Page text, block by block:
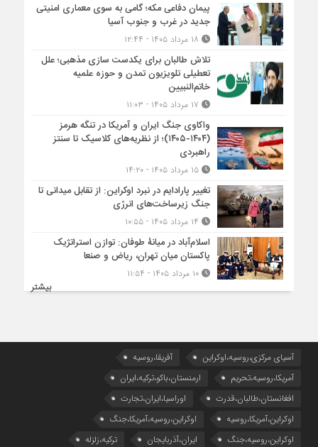
پیمان دفاعی مکه؛ گامی به سوی معماری امنیتی
جدید در غرب و جنوب آسیا
تلاش طالبان برای یکدست سازی مذهبی؛ علل
تعطیلی تلویزیون تمدن و حوزه علمیه
خاتم‌النبیین
واکاوی جنگ ایران و آمریکا در تنگه هرمز
(۱۴۰۴-۱۴۰۵)؛ از نظریه‌های کلاسیک تا سنتز
راهبردی
۱۵ مرداد ۱۴۰۵ - ۱۴:۲۰
تغییر پارادایم در نبرد اوکراین: از تقابل میدانی تا
جنگ زیرساخت‌های انرژی
اسلام‌آباد در میانۀ طوفان: توازن استراتژیک
پاکستان میان تهران، ریاض و صنعا
۱۰ مرداد ۱۴۰۵ - ۱۱:۵۴
بیشتر
آسیای مرکزی،روسیه،اوکراین
آفریقا،روسیه
آمریکا،روسیه،تحریم
ارمنستان،باکو،ترکیه،ایران
افغانستان،طالبان،قدرت
اوراسیا،ایران،تجارت
اوکراین،آمریکا،روسیه
اوکراین،روسیه،آمریکا،جنگ
اوکراین،روسیه،جنگ
ایران،آذربایجان
ترکیه،زلزله